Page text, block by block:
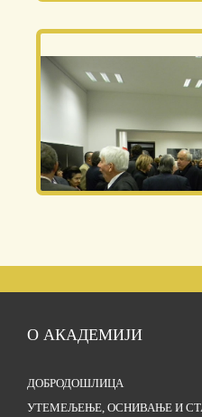
О АКАДЕМИЈИ
ДОБРОДОШЛИЦА
УТЕМЕЉЕЊЕ, ОСНИВАЊЕ И